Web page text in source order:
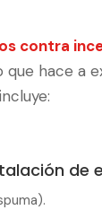
contra
que hace a
incluye:
de